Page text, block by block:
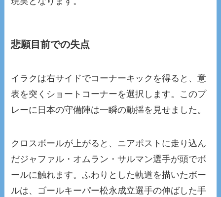
悲願目前での失点
イラクは右サイドでコーナーキックを得ると、意
表を突くショートコーナーを選択します。このプ
レーに日本の守備陣は一瞬の動揺を見せました。
クロスボールが上がると、ニアポストに走り込ん
だジャファル・オムラン・サルマン選手が頭でボ
ールに触れます。ふわりとした軌道を描いたボー
ルは、ゴールキーパー松永成立選手の伸ばした手